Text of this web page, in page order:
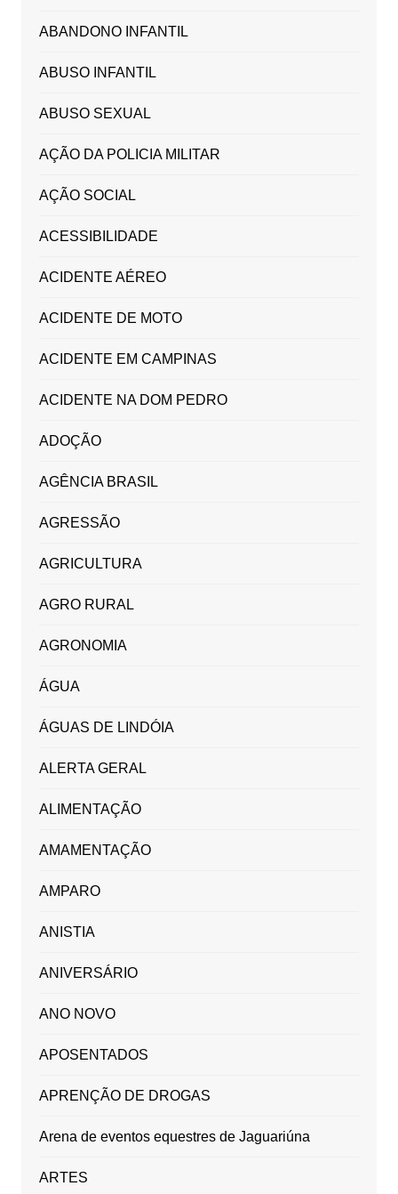
ABANDONO INFANTIL
ABUSO INFANTIL
ABUSO SEXUAL
AÇÃO DA POLICIA MILITAR
AÇÃO SOCIAL
ACESSIBILIDADE
ACIDENTE AÉREO
ACIDENTE DE MOTO
ACIDENTE EM CAMPINAS
ACIDENTE NA DOM PEDRO
ADOÇÃO
AGÊNCIA BRASIL
AGRESSÃO
AGRICULTURA
AGRO RURAL
AGRONOMIA
ÁGUA
ÁGUAS DE LINDÓIA
ALERTA GERAL
ALIMENTAÇÃO
AMAMENTAÇÃO
AMPARO
ANISTIA
ANIVERSÁRIO
ANO NOVO
APOSENTADOS
APRENÇÃO DE DROGAS
Arena de eventos equestres de Jaguariúna
ARTES